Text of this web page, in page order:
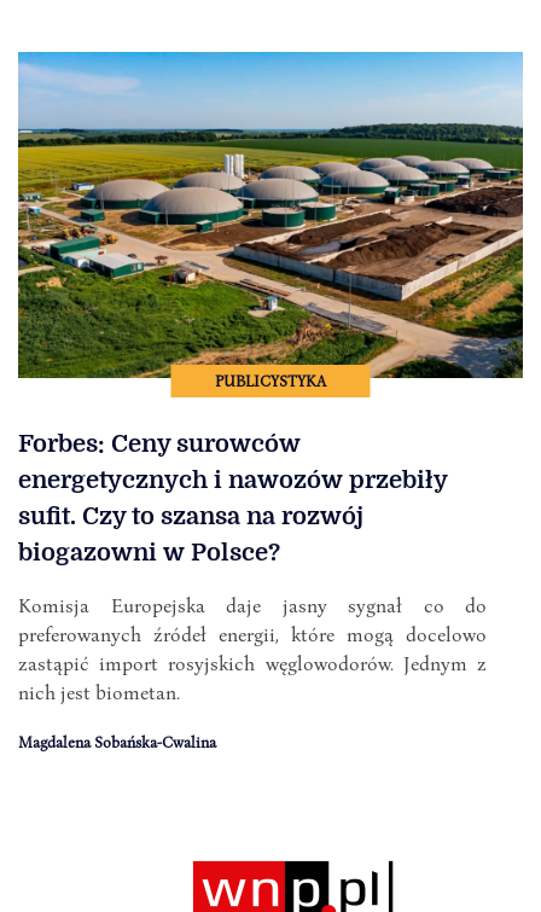
PUBLICYSTYKA
Forbes: Ceny surowców
energetycznych i nawozów przebiły
sufit. Czy to szansa na rozwój
biogazowni w Polsce?
Komisja Europejska daje jasny sygnał co do
preferowanych źródeł energii, które mogą docelowo
zastąpić import rosyjskich węglowodorów. Jednym z
nich jest biometan.
Magdalena Sobańska-Cwalina